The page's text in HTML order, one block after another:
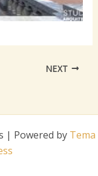
NEXT
| Powered by Tema